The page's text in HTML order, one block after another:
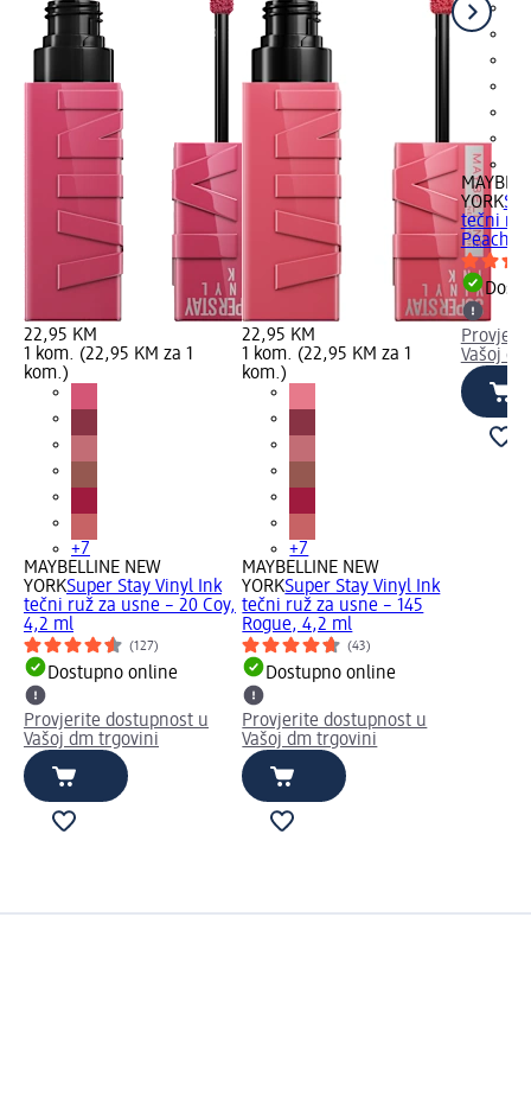
22,95 KM
1 kom. (22,95 KM za 1
kom.)
+7
MAYBELLINE NEW
YORKSuper Stay Vinyl Ink
tečni ruž za usne – 20 Coy,
4,2 ml
(127)
Dostupno online
Provjerite dostupnost u
Vašoj dm trgovini
22,95 KM
1 kom. (22,95 KM za 1
kom.)
+7
MAYBELLINE NEW
YORKSuper Stay Vinyl Ink
tečni ruž za usne – 145
Rogue, 4,2 ml
(43)
Dostupno online
Provjerite dostupnost u
Vašoj dm trgovini
YORK
tečni
Peachy,
Vašoj